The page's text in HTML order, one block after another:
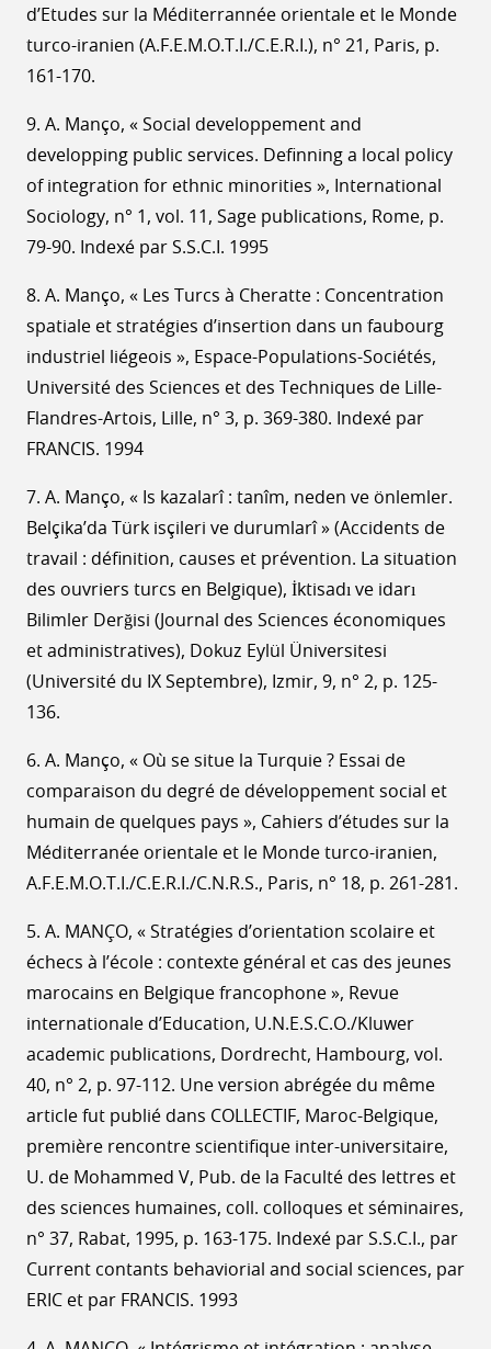
d’Etudes sur la Méditerrannée orientale et le Monde
turco-iranien (A.F.E.M.O.T.I./C.E.R.I.), n° 21, Paris, p.
161-170.
9. A. Manço, « Social developpement and
developping public services. Definning a local policy
of integration for ethnic minorities », International
Sociology, n° 1, vol. 11, Sage publications, Rome, p.
79-90. Indexé par S.S.C.I. 1995
8. A. Manço, « Les Turcs à Cheratte : Concentration
spatiale et stratégies d’insertion dans un faubourg
industriel liégeois », Espace-Populations-Sociétés,
Université des Sciences et des Techniques de Lille-
Flandres-Artois, Lille, n° 3, p. 369-380. Indexé par
FRANCIS. 1994
7. A. Manço, « Is kazalarî : tanîm, neden ve önlemler.
Belçika’da Türk isçileri ve durumlarî » (Accidents de
travail : définition, causes et prévention. La situation
des ouvriers turcs en Belgique), İktisadı ve idarı
Bilimler Derğisi (Journal des Sciences économiques
et administratives), Dokuz Eylül Üniversitesi
(Université du IX Septembre), Izmir, 9, n° 2, p. 125-
136.
6. A. Manço, « Où se situe la Turquie ? Essai de
comparaison du degré de développement social et
humain de quelques pays », Cahiers d’études sur la
Méditerranée orientale et le Monde turco-iranien,
A.F.E.M.O.T.I./C.E.R.I./C.N.R.S., Paris, n° 18, p. 261-281.
5. A. MANÇO, « Stratégies d’orientation scolaire et
échecs à l’école : contexte général et cas des jeunes
marocains en Belgique francophone », Revue
internationale d’Education, U.N.E.S.C.O./Kluwer
academic publications, Dordrecht, Hambourg, vol.
40, n° 2, p. 97-112. Une version abrégée du même
article fut publié dans COLLECTIF, Maroc-Belgique,
première rencontre scientifique inter-universitaire,
U. de Mohammed V, Pub. de la Faculté des lettres et
des sciences humaines, coll. colloques et séminaires,
n° 37, Rabat, 1995, p. 163-175. Indexé par S.S.C.I., par
Current contants behaviorial and social sciences, par
ERIC et par FRANCIS. 1993